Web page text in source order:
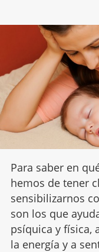
Para saber en
hemos de tener
sensibilizarnos
son los que
psíquica y física,
la energía y a